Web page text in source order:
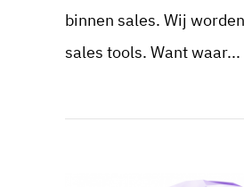
binnen sales. Wij
sales tools. Want waar...